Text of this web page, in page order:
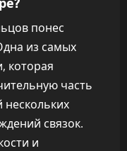
понес
из самых
которая
часть
нескольких
связок.
и